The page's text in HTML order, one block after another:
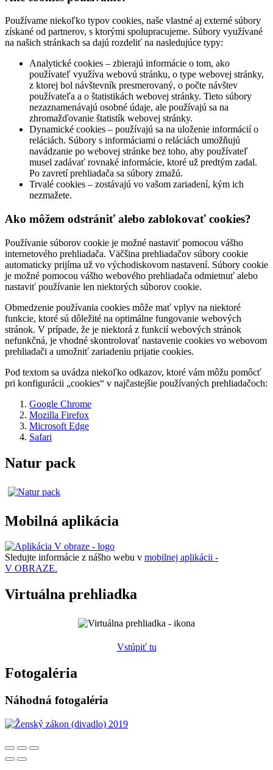
Používame niekoľko typov cookies, naše vlastné aj externé súbory
získané od partnerov, s ktorými spolupracujeme. Súbory využívané
na našich stránkach sa dajú rozdeliť na nasledujúce typy:
Analytické cookies – zbierajú informácie o tom, ako
používateľ využíva webovú stránku, o type webovej stránky,
z ktorej bol návštevník presmerovaný, o počte návštev
používateľa a o štatistikách webovej stránky. Tieto súbory
nezaznamenávajú osobné údaje, ale používajú sa na
zhromažďovanie štatistík webovej stránky.
Dynamické cookies – používajú sa na uloženie informácií o
reláciách. Súbory s informáciami o reláciách umožňujú
navádzanie po webovej stránke bez toho, aby používateľ
musel zadávať rovnaké informácie, ktoré už predtým zadal.
Po zavretí prehliadača sa súbory zmažú.
Trvalé cookies – zostávajú vo vašom zariadení, kým ich
nezmažete.
Ako môžem odstrániť alebo zablokovať cookies?
Používanie súborov cookie je možné nastaviť pomocou vášho
internetového prehliadača. Väčšina prehliadačov súbory cookie
automaticky prijíma už vo východiskovom nastavení. Súbory cookie
je možné pomocou vášho webového prehliadača odmietnuť alebo
nastaviť používanie len niektorých súborov cookie.
Obmedzenie používania cookies môže mať vplyv na niektoré
funkcie, ktoré sú dôležité na optimálne fungovanie webových
stránok. V prípade, že je niektorá z funkcií webových stránok
nefunkčná, je vhodné skontrolovať nastavenie cookies vo webovom
prehliadači a umožniť zariadeniu prijatie cookies.
Pod textom sa uvádza niekoľko odkazov, ktoré vám môžu pomôcť
pri konfigurácii „cookies“ v najčastejšie používaných prehliadačoch:
Google Chrome
Mozilla Firefox
Microsoft Edge
Safari
Natur pack
Mobilná aplikácia
Sledujte informácie z nášho webu v mobilnej aplikácii -
V OBRAZE.
Virtuálna prehliadka
Vstúpiť tu
Fotogaléria
Náhodná fotogaléria